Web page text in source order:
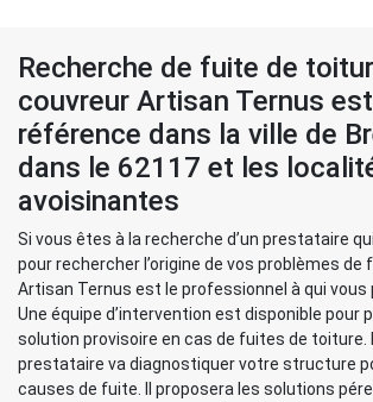
Recherche de fuite de
couvreur Artisan Ternus
référence dans la ville de
dans le 62117 et les
avoisinantes
Si vous êtes à la recherche d’un prestataire
pour rechercher l’origine de vos problèmes
Artisan Ternus est le professionnel à qui vous
Une équipe d’intervention est disponible pour
solution provisoire en cas de fuites de toiture.
prestataire va diagnostiquer votre structure
causes de fuite. Il proposera les solutions